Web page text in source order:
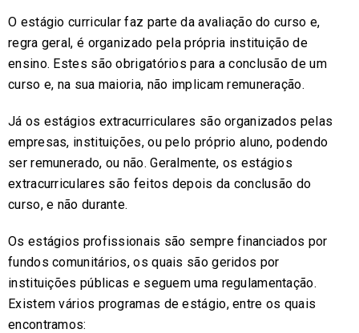
O estágio curricular faz parte da avaliação do curso e,
regra geral, é organizado pela própria instituição de
ensino. Estes são obrigatórios para a conclusão de um
curso e, na sua maioria, não implicam remuneração.
Já os estágios extracurriculares são organizados pelas
empresas, instituições, ou pelo próprio aluno, podendo
ser remunerado, ou não. Geralmente, os estágios
extracurriculares são feitos depois da conclusão do
curso, e não durante.
Os estágios profissionais são sempre financiados por
fundos comunitários, os quais são geridos por
instituições públicas e seguem uma regulamentação.
Existem vários programas de estágio, entre os quais
encontramos: